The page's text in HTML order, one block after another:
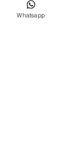
Whatsapp